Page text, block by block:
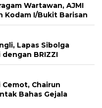
Wartawan, AJMI
Kodam I/Bukit Barisan
Lapas Sibolga
dengan BRIZZI
Chairun
Bahas Gejala